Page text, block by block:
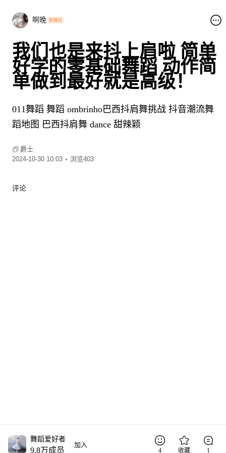
啊晚 管理员
我们也是来抖上肩啦 简单
好学的零基础舞蹈 动作简
单做到最好就是高级！
011舞蹈 舞蹈 ombrinho巴西抖肩舞挑战 抖音潮流舞
蹈地图 巴西抖肩舞 dance 甜辣颖
00:12
爵士
2024-10-30 10:03
浏览403
评论
舞蹈爱好者
9.8万成员
加入
4 收藏 1